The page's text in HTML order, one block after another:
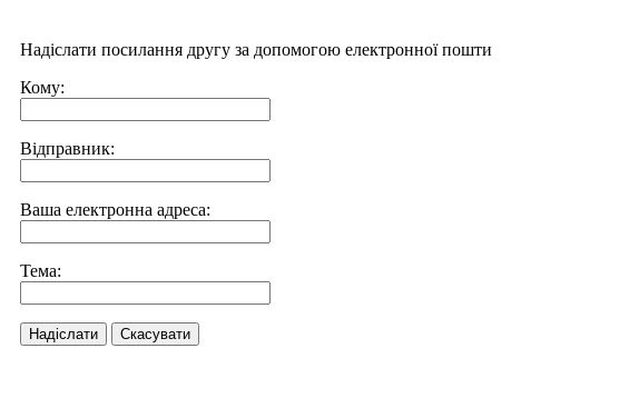
Надіслати посилання другу за допомогою електронної пошти
Кому:
Відправник:
Ваша електронна адреса:
Тема:
Надіслати Скасувати